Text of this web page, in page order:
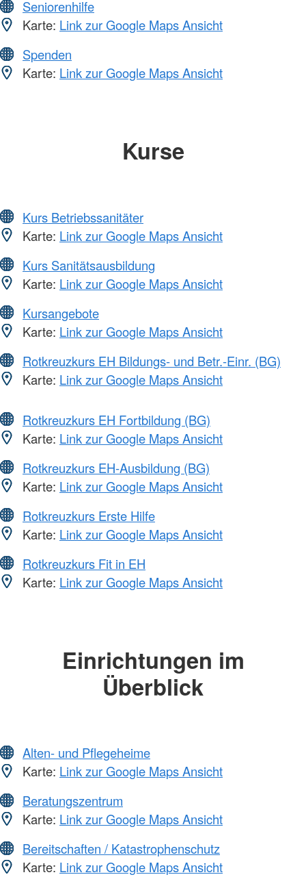
Seniorenhilfe
Karte: Link zur Google Maps Ansicht
Spenden
Karte: Link zur Google Maps Ansicht
Kurse
Kurs Betriebssanitäter
Karte: Link zur Google Maps Ansicht
Kurs Sanitätsausbildung
Karte: Link zur Google Maps Ansicht
Kursangebote
Karte: Link zur Google Maps Ansicht
Rotkreuzkurs EH Bildungs- und Betr.-Einr. (BG)
Karte: Link zur Google Maps Ansicht
Rotkreuzkurs EH Fortbildung (BG)
Karte: Link zur Google Maps Ansicht
Rotkreuzkurs EH-Ausbildung (BG)
Karte: Link zur Google Maps Ansicht
Rotkreuzkurs Erste Hilfe
Karte: Link zur Google Maps Ansicht
Rotkreuzkurs Fit in EH
Karte: Link zur Google Maps Ansicht
Einrichtungen im
Überblick
Alten- und Pflegeheime
Karte: Link zur Google Maps Ansicht
Beratungszentrum
Karte: Link zur Google Maps Ansicht
Bereitschaften / Katastrophenschutz
Karte: Link zur Google Maps Ansicht